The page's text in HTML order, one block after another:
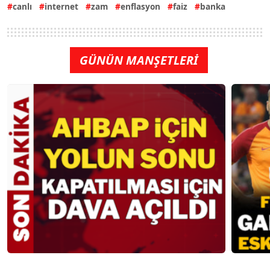
canlı internet zam enflasyon faiz banka
GÜNÜN MANŞETLERİ